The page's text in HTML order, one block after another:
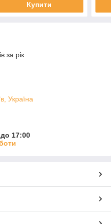
Купити
за рік
Україна
17:00